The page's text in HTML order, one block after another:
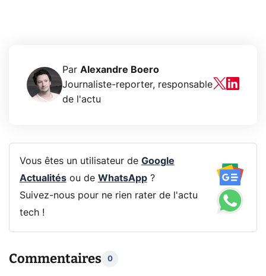
Par Alexandre Boero
Journaliste-reporter, responsable
de l'actu
Vous êtes un utilisateur de Google
Actualitésou de WhatsApp?
Suivez-nous pour ne rien rater de l'actu
tech !
Commentaires 0